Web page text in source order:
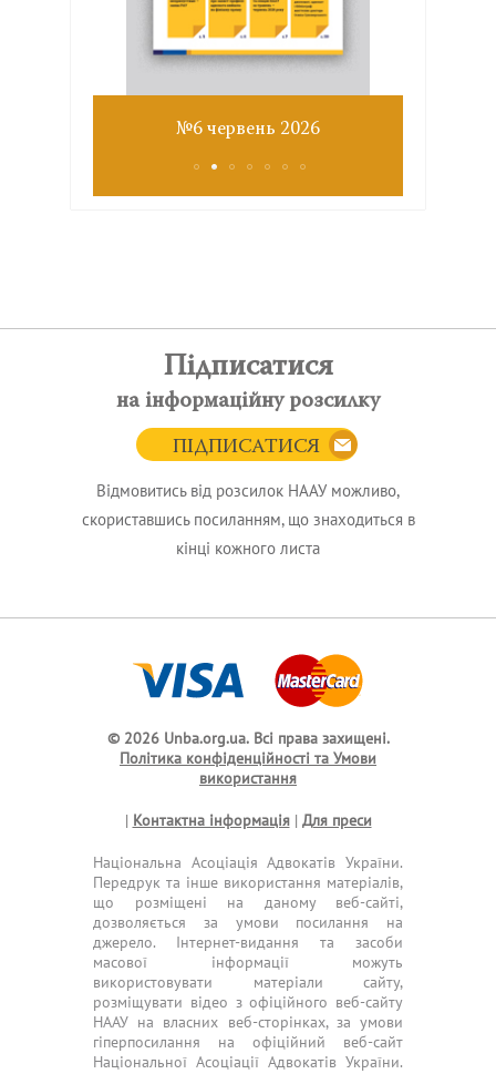
№6 червень 2026
Підписатися
на інформаційну розсилку
ПІДПИСАТИСЯ
Відмовитись від розсилок НААУ можливо,
скориставшись посиланням, що знаходиться в
кінці кожного листа
© 2026 Unba.org.ua. Всі права захищені.
Політика конфіденційності та Умови
використання
| Контактна інформація| Для преси
Національна Асоціація Адвокатів України.
Передрук та інше використання матеріалів,
що розміщені на даному веб-сайті,
дозволяється за умови посилання на
джерело. Інтернет-видання та засоби
масової інформації можуть
використовувати матеріали сайту,
розміщувати відео з офіційного веб-сайту
НААУ на власних веб-сторінках, за умови
гіперпосилання на офіційний веб-сайт
Національної Асоціації Адвокатів України.